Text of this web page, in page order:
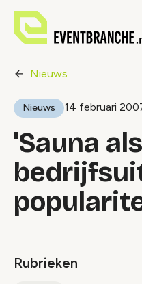
Nieuws
Nieuws 14 februari
'Sauna als
Rubrieken